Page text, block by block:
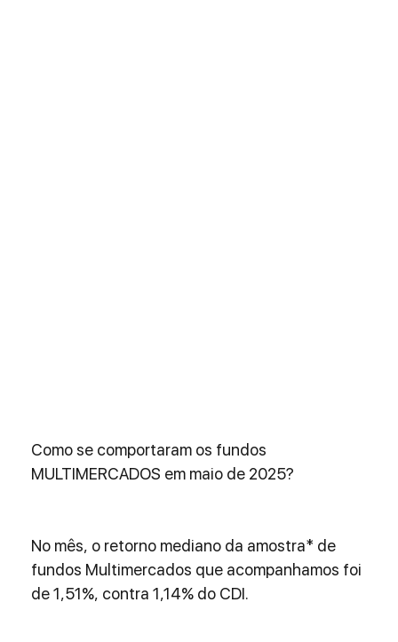
Como se comportaram os fundos
MULTIMERCADOS em maio de 2025?
No mês, o retorno mediano da amostra* de
fundos Multimercados que acompanhamos foi
de 1,51%, contra 1,14% do CDI.